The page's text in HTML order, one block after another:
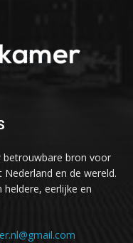
betrouwbare bron voor
en de wereld.
eerlijke en